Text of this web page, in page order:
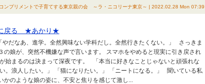
コンプリメントで子育てする東京親の会 ～ラ・ニコリーナ東京～ | 2022.02.28 Mon 07:39
に戻る ★あかり★
だなあ、進学。全然興味ない学科だし。全然行きたくない。」 さっきま
の娘が、突然不機嫌な声で言います。 スマホをやめると現実に引き戻され
始まるのは決まって深夜です。 「本当に好きなことじゃないと頑張れな
。浪人したい。」 「猫になりたい。」 「ニートになる。」 聞いている私
かのような娘の姿に、不安と焦りを感じて激し...